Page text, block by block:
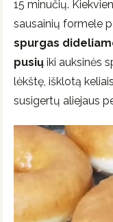
15 minučių.
sausainių formele
spurgas
pusių iki auksinės
lėkštę, išklotą
susigertų aliejaus